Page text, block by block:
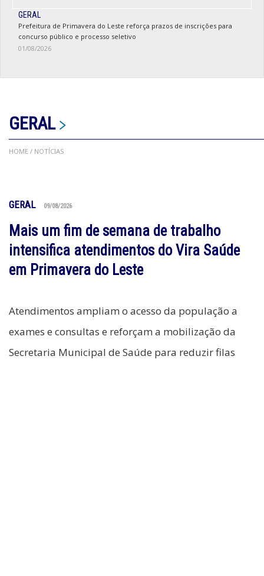
GERAL
Prefeitura de Primavera do Leste reforça prazos de inscrições para
concurso público e processo seletivo
01/08/2026
GERAL
HOME / NOTÍCIAS
GERAL 09/08/2026
Mais um fim de semana de trabalho
intensifica atendimentos do Vira Saúde
em Primavera do Leste
Atendimentos ampliam o acesso da população a
exames e consultas e reforçam a mobilização da
Secretaria Municipal de Saúde para reduzir filas